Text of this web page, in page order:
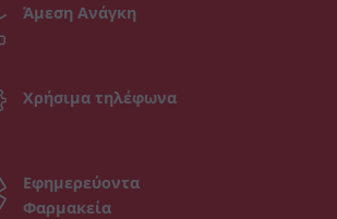
Άμεση Ανάγκη
Χρήσιμα τηλέφωνα
Εφημερεύοντα
Φαρμακεία